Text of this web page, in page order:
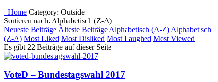
Home Category: Outside
Sortieren nach: Alphabetisch (Z-A)
Neueste Beiträge Älteste Beiträge Alphabetisch (A-Z) Alphabetisch
(Z-A) Most Liked Most Disliked Most Laughed Most Viewed
Es gibt 22 Beiträge auf dieser Seite
VoteD – Bundestagswahl 2017